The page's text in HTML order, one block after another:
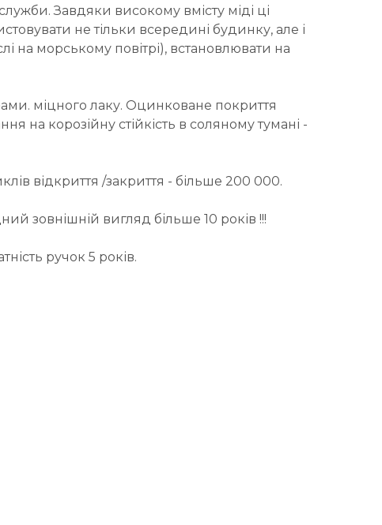
Завдяки високому вмісту міді ці
не тільки всередині будинку, але і
на морському повітрі), встановлювати на
міцного лаку. Оцинковане покриття
на корозійну стійкість в соляному тумані -
відкриття /закриття - більше 200 000.
зовнішній вигляд більше 10 років !!!
ручок 5 років.